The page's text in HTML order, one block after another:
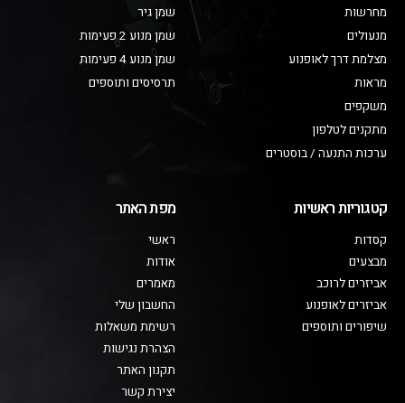
מחרשות
מנעולים
מצלמת דרך לאופנוע
מראות
משקפים
מתקנים לטלפון
ערכות התנעה / בוסטרים
שמן גיר
שמן מנוע 2 פעימות
שמן מנוע 4 פעימות
תרסיסים ותוספים
קטגוריות ראשיות
קסדות
מבצעים
אביזרים לרוכב
אביזרים לאופנוע
שיפורים ותוספים
מפת האתר
ראשי
אודות
מאמרים
החשבון שלי
רשימת משאלות
הצהרת נגישות
תקנון האתר
יצירת קשר